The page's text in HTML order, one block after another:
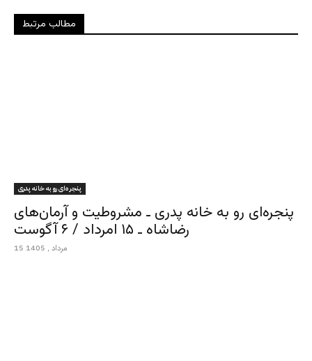
مطالب مرتبط
پنجره‌ای رو به خانه پدری
پنجره‌ای رو به خانه پدری ـ مشروطیت و آرمان‌های
رضاشاه ـ ۱۵ امرداد / ۶ آگوست
15 مرداد , 1405